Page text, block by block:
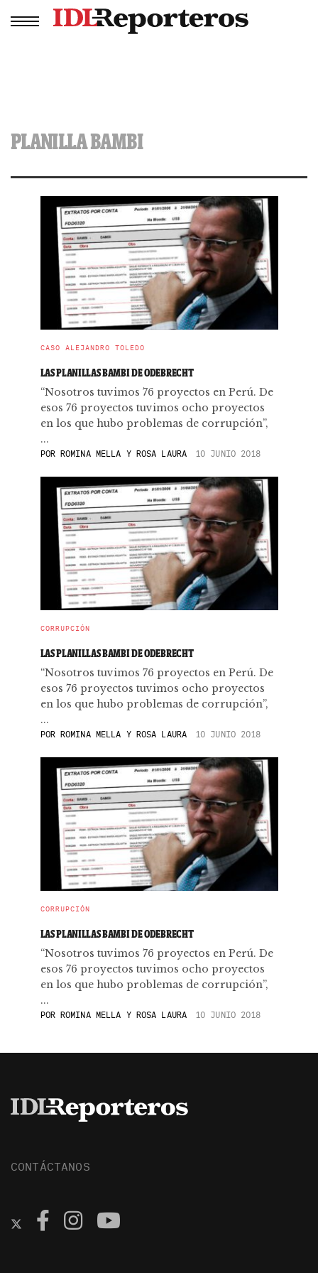
PLANILLA BAMBI
CASO ALEJANDRO TOLEDO
LAS PLANILLAS BAMBI DE ODEBRECHT
“Nosotros tuvimos 76 proyectos en Perú. De
esos 76 proyectos tuvimos ocho proyectos
en los que hubo problemas de corrupción”,
...
PORROMINA MELLA Y ROSA LAURA 10 JUNIO 2018
CORRUPCIÓN
LAS PLANILLAS BAMBI DE ODEBRECHT
“Nosotros tuvimos 76 proyectos en Perú. De
esos 76 proyectos tuvimos ocho proyectos
en los que hubo problemas de corrupción”,
...
PORROMINA MELLA Y ROSA LAURA 10 JUNIO 2018
CORRUPCIÓN
LAS PLANILLAS BAMBI DE ODEBRECHT
“Nosotros tuvimos 76 proyectos en Perú. De
esos 76 proyectos tuvimos ocho proyectos
en los que hubo problemas de corrupción”,
...
PORROMINA MELLA Y ROSA LAURA 10 JUNIO 2018
CONTÁCTANOS